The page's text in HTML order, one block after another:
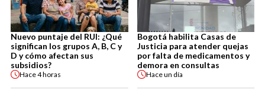
Nuevo puntaje del RUI: ¿Qué
significan los grupos A, B, C y
D y cómo afectan sus
subsidios?
Hace4 horas
Bogotá habilita Casas de
Justicia para atender quejas
por falta de medicamentos y
demora en consultas
Haceun día